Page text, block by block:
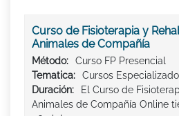
Curso de Fisioterapia y
Animales de Compañía
Método:
Curso FP Presencial
Tematica:
Cursos
Duración:
El Curso de
Animales de Compañía Online